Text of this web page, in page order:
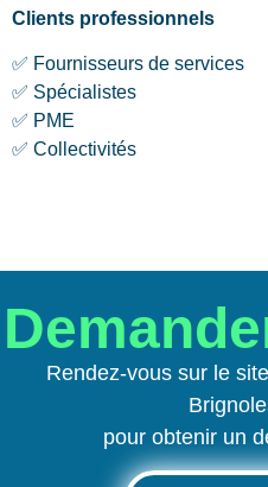
Clients professionnels
✅ Fournisseurs de services
✅ Spécialistes
✅ PME
✅ Collectivités
Rendez-vous sur le
pour obtenir un